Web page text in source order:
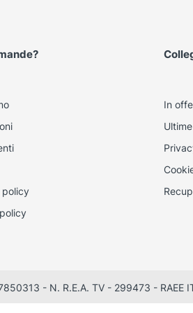
In
- N. R.E.A. TV - 299473 - RAEE